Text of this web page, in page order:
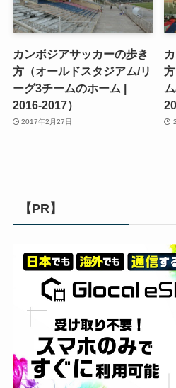
カンボジアサッカーの歩き
方（オールドスタジアム/リ
ーグ3チームのホーム |
2016-2017）
2017年2月27日
【PR】